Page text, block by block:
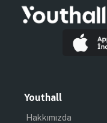
Youthall
Hakkımızda